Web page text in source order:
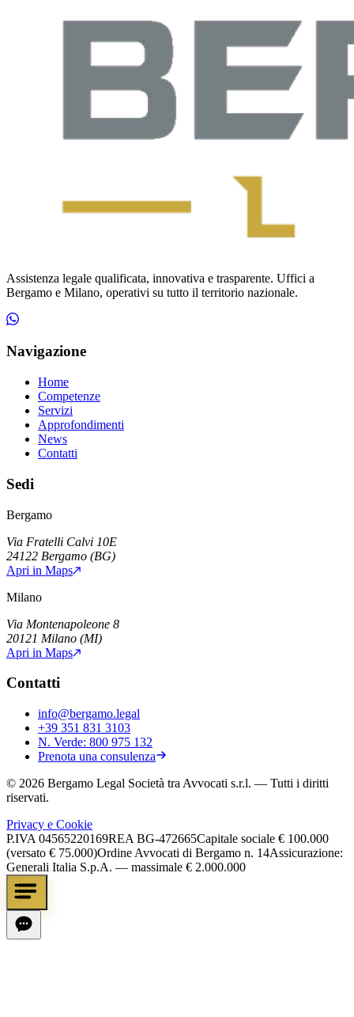
Assistenza legale qualificata, innovativa e trasparente. Uffici a
Bergamo e Milano, operativi su tutto il territorio nazionale.
Navigazione
Home
Competenze
Servizi
Approfondimenti
News
Contatti
Sedi
Bergamo
Via Fratelli Calvi 10E
24122 Bergamo (BG)
Apri in Maps
Milano
Via Montenapoleone 8
20121 Milano (MI)
Apri in Maps
Contatti
info@bergamo.legal
+39 351 831 3103
N. Verde: 800 975 132
Prenota una consulenza
© 2026 Bergamo Legal Società tra Avvocati s.r.l. — Tutti i diritti
riservati.
Privacy e Cookie
P.IVA 04565220169REA BG-472665Capitale sociale € 100.000
(versato € 75.000)Ordine Avvocati di Bergamo n. 14Assicurazione:
Generali Italia S.p.A. — massimale € 2.000.000